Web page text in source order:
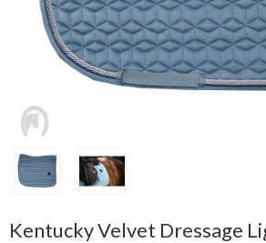
Kentucky Velvet Dressage